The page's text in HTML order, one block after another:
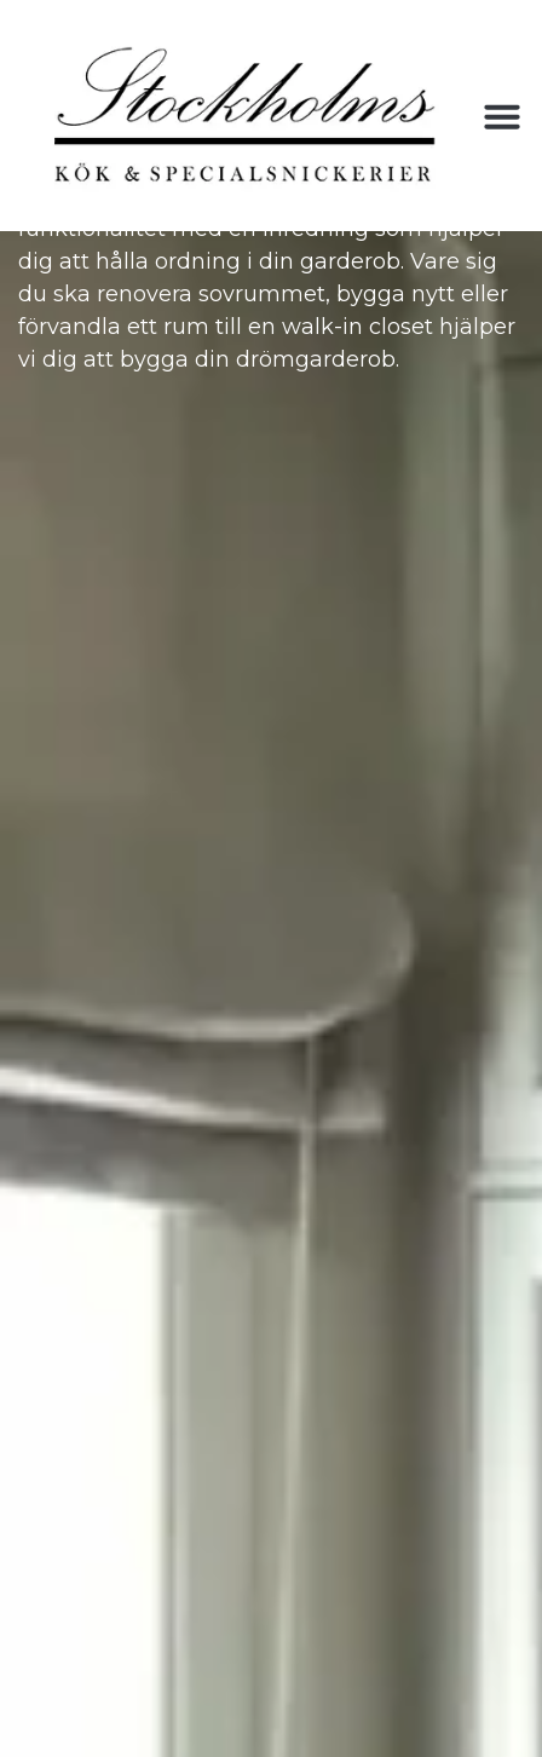
Platsbyggda garderober &
dressingroom
Våra måttbeställda och platsbyggda
funktionalitet med en inredning som hjälper
dig att hålla ordning i din garderob. Vare sig
du ska renovera sovrummet, bygga nytt eller
förvandla ett rum till en walk-in closet hjälper
vi dig att bygga din drömgarderob.